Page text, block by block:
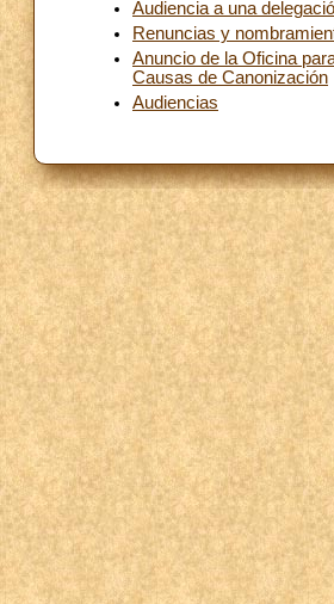
Audiencia a una
Renuncias y
Anuncio de la Oficina
Causas de Canonización
Audiencias